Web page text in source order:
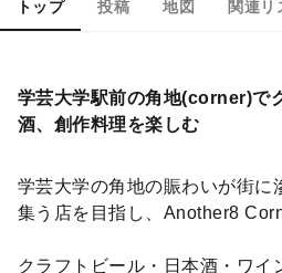
トップ 投稿 地図 関連リ
学芸大学駅前の角地(corner)で
酒、創作料理を楽しむ
学芸大学の角地の賑わいが街に
集う店を目指し、Another8
クラフトビール・日本酒・ワイ